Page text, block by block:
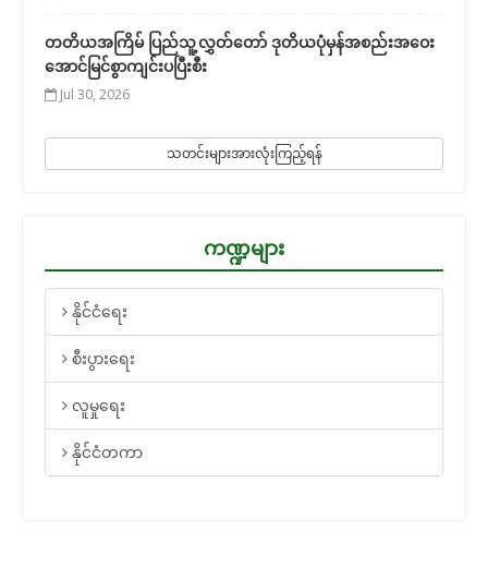
တတိယအကြိမ် ပြည်သူ့လွှတ်တော် ဒုတိယပုံမှန်အစည်းအဝေး
အောင်မြင်စွာကျင်းပပြီးစီး
Jul 30, 2026
သတင်းများအားလုံးကြည့်ရန်
ကဏ္ဍများ
နိုင်ငံရေး
စီးပွားရေး
လူမှုရေး
နိုင်ငံတကာ